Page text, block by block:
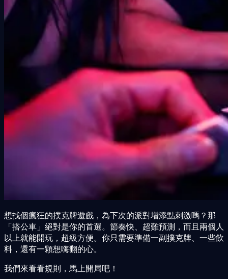
想找個瘋狂的撲克牌遊戲，為下次的派對增添點刺激嗎？那
「搭公車」絕對是你的首選。節奏快、超難預測，而且兩個人
以上就能開玩，超級方便。你只需要準備一副撲克牌、一些飲
料，還有一顆想嗨翻的心。
我們來看看規則，馬上開局吧！